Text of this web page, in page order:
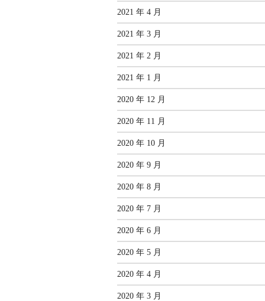
2021 年 4 月
2021 年 3 月
2021 年 2 月
2021 年 1 月
2020 年 12 月
2020 年 11 月
2020 年 10 月
2020 年 9 月
2020 年 8 月
2020 年 7 月
2020 年 6 月
2020 年 5 月
2020 年 4 月
2020 年 3 月